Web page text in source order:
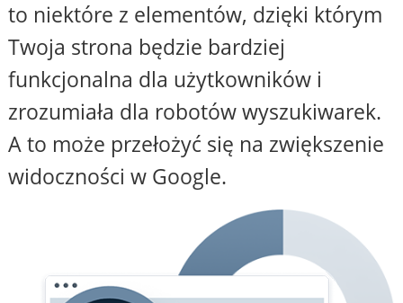
to niektóre z elementów, dzięki którym
Twoja strona będzie bardziej
funkcjonalna dla użytkowników i
zrozumiała dla robotów wyszukiwarek.
A to może przełożyć się na zwiększenie
widoczności w Google.